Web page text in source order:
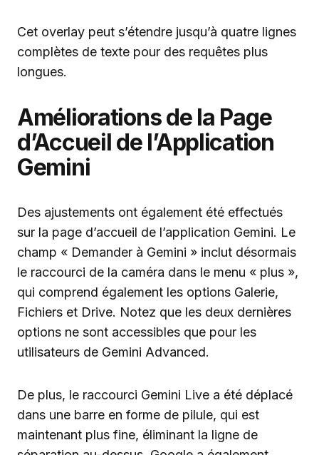
Cet overlay peut s’étendre jusqu’à quatre lignes
complètes de texte pour des requêtes plus
longues.
Améliorations de la Page
d’Accueil de l’Application
Gemini
Des ajustements ont également été effectués
sur la page d’accueil de l’application Gemini. Le
champ « Demander à Gemini » inclut désormais
le raccourci de la caméra dans le menu « plus »,
qui comprend également les options Galerie,
Fichiers et Drive. Notez que les deux dernières
options ne sont accessibles que pour les
utilisateurs de Gemini Advanced.
De plus, le raccourci Gemini Live a été déplacé
dans une barre en forme de pilule, qui est
maintenant plus fine, éliminant la ligne de